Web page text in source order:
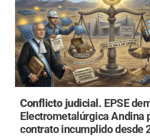
Conflicto judicial. EPSE
Electrometalúrgica Andina
contrato incumplido desde